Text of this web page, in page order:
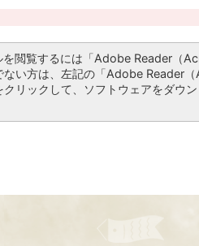
を閲覧するには「Adobe Reader（
ない方は、左記の「Adobe Reader
クリックして、ソフトウェアをダウ